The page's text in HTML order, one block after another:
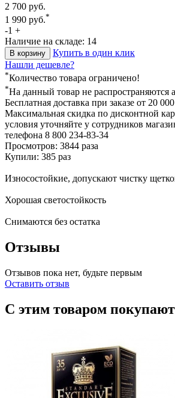
2 700 руб.
1 990 руб.*
-1 +
Наличие на складе: 14
В корзину
Купить в один клик
Нашли дешевле?
*Количество товара ограничено!
*На данный товар не распространяются
Бесплатная доставка при заказе от 20
Максимальная скидка по дисконтной
условия уточняйте у сотрудников
телефона 8 800 234-83-34
Просмотров: 3844 раза
Купили: 385 раз
Износостойкие, допускают чистку
Хорошая светостойкость
Снимаются без остатка
Отзывы
Отзывов пока нет, будьте первым
Оставить отзыв
С этим товаром покупают